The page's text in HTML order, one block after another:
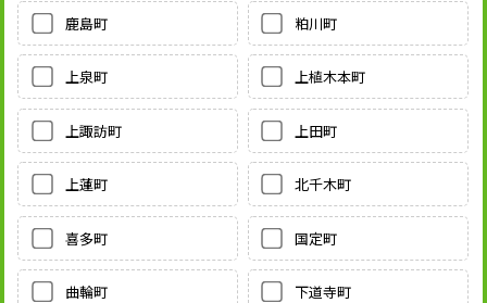
鹿島町 粕川町
上泉町 上植木本町
上諏訪町 上田町
上蓮町 北千木町
喜多町 国定町
曲輪町 下道寺町